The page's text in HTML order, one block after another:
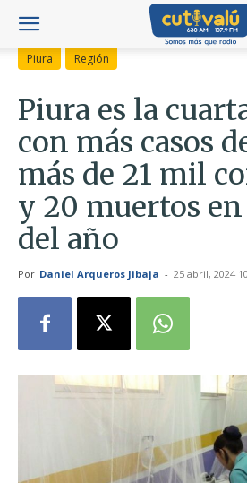
Piura Región
Piura es la
con más casos
más de 21 mil
y 20 muertos
del año
Por Daniel Arqueros Jibaja - 25 abril, 2024